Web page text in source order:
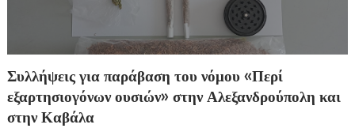
Συλλήψεις για παράβαση του νόμου «Περί
εξαρτησιογόνων ουσιών» στην Αλεξανδρούπολη και
στην Καβάλα